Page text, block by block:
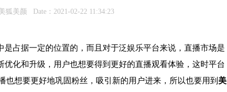
狐美颜 Date：2021-02-22 11:34:23
占据一定的位置的，而且对于泛娱乐平台来说，直播市场是
化和升级，用户也想要得到更好的直播观看体验，这时平台
也想要更好地巩固粉丝，吸引新的用户进来，所以也要用到 美